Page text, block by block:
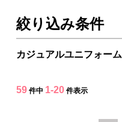
絞り込み条件
カジュアルユニフォーム
59件中 1-20件表示